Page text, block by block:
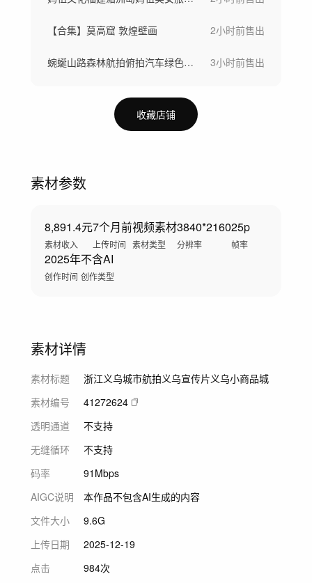
【合集】莫高窟 敦煌壁画 2小时前售出
蜿蜒山路森林航拍俯拍汽车绿色生态盘山公路 3小时前售出
收藏店铺
素材参数
8,891.4元
素材收入
7个月前
上传时间
视频素材
素材类型
3840*2160
分辨率
25p
帧率
2025年
创作时间
不含AI
创作类型
素材详情
素材标题
浙江义乌城市航拍义乌宣传片义乌小商品城
素材编号
41272624
透明通道
不支持
无缝循环
不支持
码率
91Mbps
AIGC说明
本作品不包含AI生成的内容
文件大小
9.6G
上传日期
2025-12-19
点击
984次